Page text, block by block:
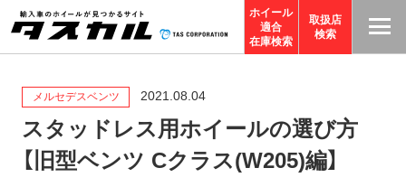
ホイール
適合
在庫検索
取扱店
検索
メルセデスベンツ 2021.08.04
スタッドレス用ホイールの選び方
【旧型ベンツ Cクラス(W205)編】
T